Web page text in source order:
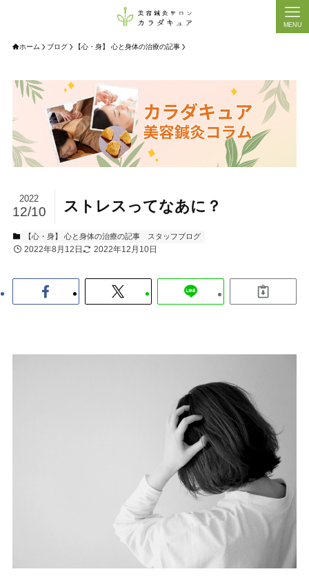
MENU
ホーム ブログ 【心・身】 心と身体の治療の記事
ストレスってなあに？
2022
12/10
【心・身】 心と身体の治療の記事 スタッフブログ
2022年8月12日 2022年12月10日